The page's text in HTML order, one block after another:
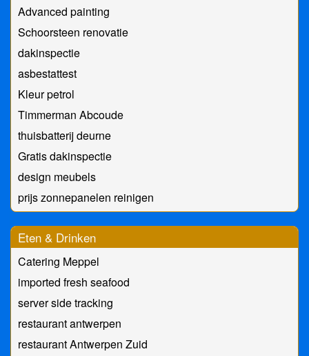
Advanced painting
Schoorsteen renovatie
dakinspectie
asbestattest
Kleur petrol
Timmerman Abcoude
thuisbatterij deurne
Gratis dakinspectie
design meubels
prijs zonnepanelen reinigen
Eten & Drinken
Catering Meppel
imported fresh seafood
server side tracking
restaurant antwerpen
restaurant Antwerpen Zuid